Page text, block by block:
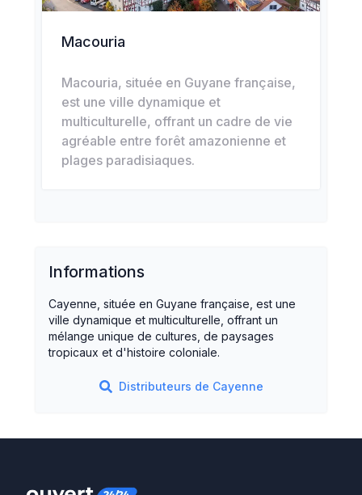
Macouria
Macouria, située en Guyane française,
est une ville dynamique et
multiculturelle, offrant un cadre de vie
agréable entre forêt amazonienne et
plages paradisiaques.
Informations
Cayenne, située en Guyane française, est une
ville dynamique et multiculturelle, offrant un
mélange unique de cultures, de paysages
tropicaux et d'histoire coloniale.
Distributeurs de Cayenne